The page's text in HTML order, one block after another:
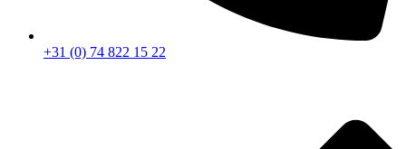
+31 (0) 74 822 15 22